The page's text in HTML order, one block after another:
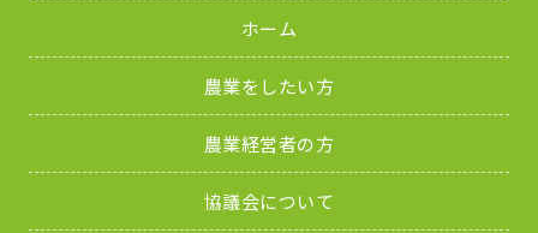
ホーム
農業をしたい方
農業経営者の方
協議会について